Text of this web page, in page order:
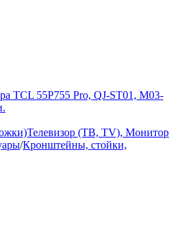
TCL 55P755 Pro, QJ-ST01, M03-
Телевизор (ТВ, TV), Монитор
/Кронштейны, стойки,